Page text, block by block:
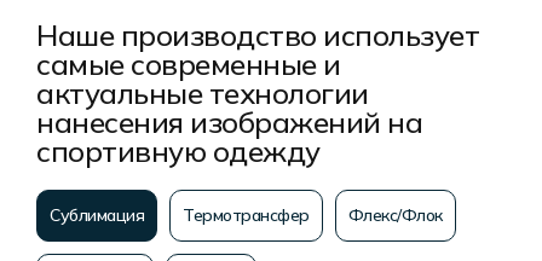
Наше производство использует
самые современные и
актуальные технологии
нанесения изображений на
спортивную одежду
Сублимация Термотрансфер Флекс/Флок